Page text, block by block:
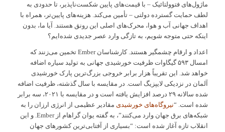
ماژول‌های فتوولتائیک – با قیمت‌های پایین شکست‌ناپذیر، تا حدودی به
لطف حمایت گسترده دولتی – تأمین می‌کند. هزینه‌های پایین‌تر، همراه با
اهداف جهانی آب و هوا، محرک‌های اصلی این رونق هستند. آیا ما، بدون
اینکه حتی متوجه شویم، به تازگی وارد عصر جدیدی شده‌ایم؟
اعداد و ارقام چشمگیر هستند. کارشناسان Ember تخمین می‌زنند که
امسال ۵۹۳ گیگاوات ظرفیت خورشیدی جهانی به تولید سیاره اضافه
خواهد شد. این تقریباً هزار برابر خروجی بزرگ‌ترین پارک خورشیدی
آلمان در نزدیکی لایپزیگ است. در مقایسه با سال گذشته، ظرفیت اضافه
شده سالانه ۲۹ درصد افزایش یافته است و در مقایسه با ۲۰۲۱، سه برابر
شده است. “نیروگاه‌های خورشیدی مقادیر عظیمی از انرژی ارزان را به
شبکه‌های برق جهان وارد می‌کنند”، به گفته یوان گراهام از Ember. و این
انقلاب تازه آغاز شده است: “بسیاری از آفتابی‌ترین کشورهای جهان